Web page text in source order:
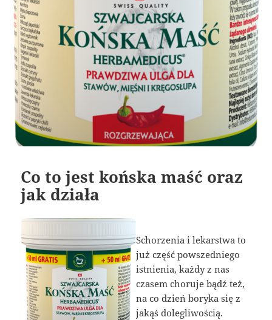
Co to jest końska maść oraz
jak działa
Schorzenia i lekarstwa to
już część powszedniego
istnienia, każdy z nas
czasem choruje bądź też,
na co dzień boryka się z
jakąś dolegliwością.